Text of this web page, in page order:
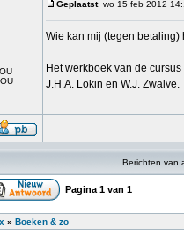
Geplaatst: wo 15 feb 2012
Wie kan mij (tegen
Het werkboek van de
J.H.A. Lokin en W.J. Zwalve.
Berichten van
Pagina 1 van 1
» Boeken & zo